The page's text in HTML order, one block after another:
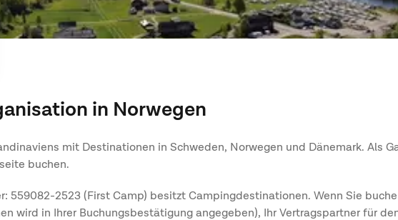
in Norwegen
mit Destinationen in Schweden, Norwegen und Dänemark. Als
buchen.
559082-2523 (First Camp) besitzt Campingdestinationen. Wenn Sie
wird in Ihrer Buchungsbestätigung angegeben), Ihr Vertragspartner für